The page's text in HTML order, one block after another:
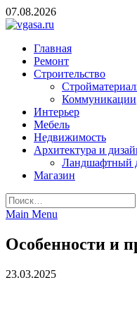
Skip
to
07.08.2026
vgasa.ru
Строительный журнал.
Главная
Ремонт
Строительство
Коммуникации
Интерьер
Мебель
Недвижимость
Архитектура и
Ландшафтный
Магазин
Найти:
Main Menu
Особенности и
23.03.2025